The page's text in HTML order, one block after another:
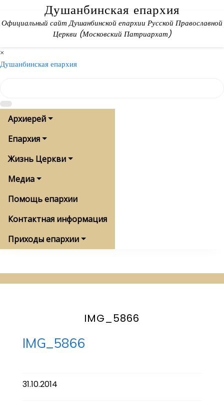
content
Душанбинская епархия
Официальный сайт Душанбинской епархии Русской Православной
Церкви (Московский Патриархат)
×
Душанбинская епархия
Архиерей
Епархия
Жизнь Церкви
Медиа
Помощь епархии
Контактная информация
Приходы епархии
IMG_5866
IMG_5866
31.10.2014